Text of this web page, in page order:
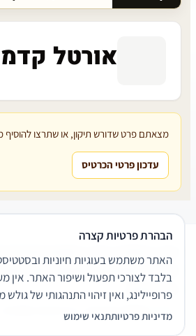
אורטל
מצאתם פרט שדורש תיקון, או שתרצו להוסיף
עדכון פרטי הכרטיס
שירותים משפטיים
דרושים צור קשר
תנאי שימוש
© 2026 הפירמה. כל הזכויות שמורות.
הבהרת פרטיות קצרה
האתר משתמש בעוגיות חיוניות
בלבד לצורכי תפעול ושיפור האתר. אין
פרופיילינג, ואין זיהוי התנהגותי של גולש
מדיניות פרטיותתנאי שימוש